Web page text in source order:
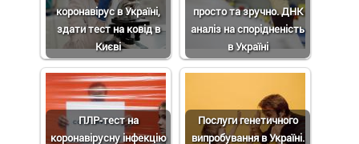
коронавірус в Україні,
здати тест на ковід в
Києві
просто та зручно. ДНК
аналіз на спорідненість
в Україні
ПЛР-тест на
коронавірусну інфекцію
Послуги генетичного
випробування в Україні.